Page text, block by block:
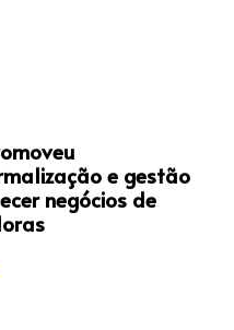
e gestão
negócios de